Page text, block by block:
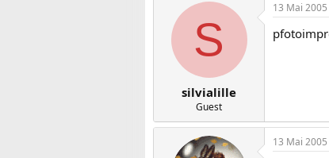
S
silvialille
Guest
13 Mai 2005
13 Mai 2005